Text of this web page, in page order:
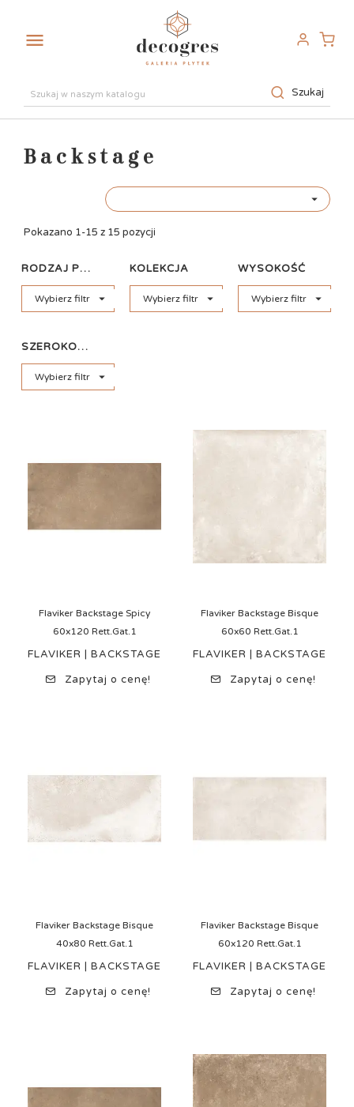

Szukaj
Backstage

Pokazano 1-15 z 15 pozycji
RODZAJ PŁYTKI
Wybierz filtr 
KOLEKCJA
Wybierz filtr 
WYSOKOŚĆ
Wybierz filtr 
SZEROKOŚĆ
Wybierz filtr 
Flaviker Backstage Spicy
60x120 Rett.Gat.1
FLAVIKER | BACKSTAGE
Zapytaj o cenę!
Flaviker Backstage Bisque
60x60 Rett.Gat.1
FLAVIKER | BACKSTAGE
Zapytaj o cenę!
Flaviker Backstage Bisque
40x80 Rett.Gat.1
FLAVIKER | BACKSTAGE
Zapytaj o cenę!
Flaviker Backstage Bisque
60x120 Rett.Gat.1
FLAVIKER | BACKSTAGE
Zapytaj o cenę!